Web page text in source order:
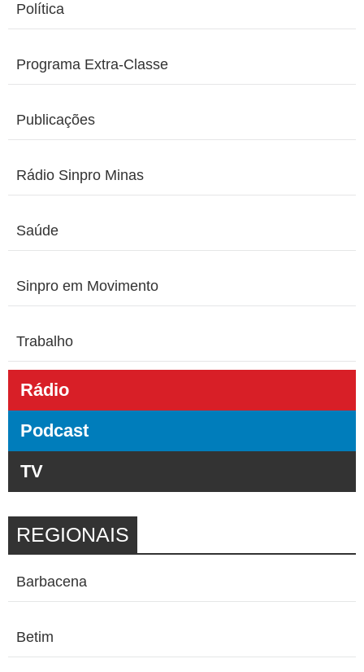
Política
Programa Extra-Classe
Publicações
Rádio Sinpro Minas
Saúde
Sinpro em Movimento
Trabalho
Rádio
Podcast
TV
REGIONAIS
Barbacena
Betim